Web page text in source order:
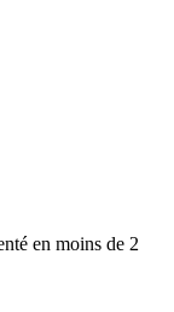
en moins de 2